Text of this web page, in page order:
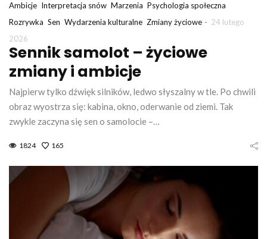
Ambicje Interpretacja snów Marzenia Psychologia społeczna
Rozrywka Sen Wydarzenia kulturalne Zmiany życiowe - 24 lutego
2026
Sennik samolot – życiowe
zmiany i ambicje
Najpierw tylko dźwięk silników, ledwo słyszalny w tle. Po chwili
obraz wyostrza się: kabina, okno, oderwanie od ziemi. Tak
zwykle zaczyna się sen o samolocie –…
1824 165